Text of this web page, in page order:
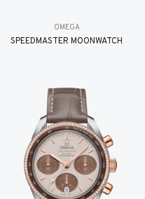
OMEGA
SPEEDMASTER MOONWATCH